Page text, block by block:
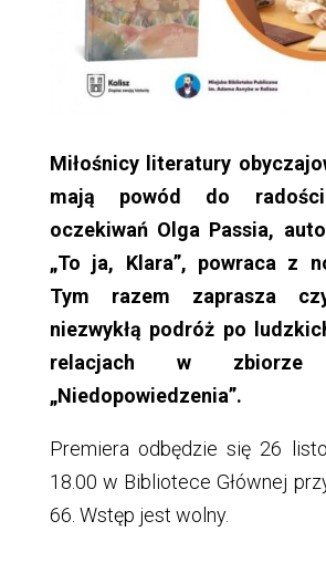
Miłośnicy literatury
mają powód do
oczekiwań Olga Passia,
„To ja, Klara”, powraca z
Tym razem zaprasza
niezwykłą podróż po
relacjach w zbiorze
„Niedopowiedzenia”.
Premiera odbędzie się 26
18.00 w Bibliotece Głównej
66. Wstęp jest wolny.